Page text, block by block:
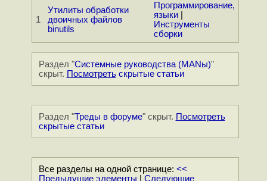
1
Утилиты обработки
двоичных файлов
binutils
Программирование,
языки|
Инструменты
сборки
Раздел "Системные руководства (MANы)"
скрыт. Посмотретьскрытые статьи
Раздел "Треды в форуме" скрыт. Посмотреть
скрытые статьи
Все разделы на одной странице: <<
Предыдущие элементы
Следующие